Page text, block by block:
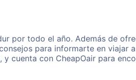
por todo el año. Además de
para informarte en viajar
cuenta con CheapOair para